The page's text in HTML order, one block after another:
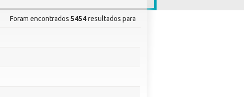
Foram encontrados 5454resultados para